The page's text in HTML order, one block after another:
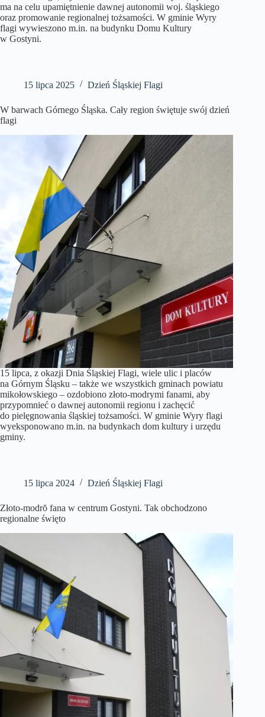
ma na celu upamiętnienie dawnej autonomii woj. śląskiego
oraz promowanie regionalnej tożsamości. W gminie Wyry
flagi wywieszono m.in. na budynku Domu Kultury
w Gostyni.
15 lipca 2025 Dzień Śląskiej Flagi
W barwach Górnego Śląska. Cały region świętuje swój dzień
flagi
15 lipca, z okazji Dnia Śląskiej Flagi, wiele ulic i placów
na Górnym Śląsku – także we wszystkich gminach powiatu
mikołowskiego – ozdobiono złoto-modrymi fanami, aby
przypomnieć o dawnej autonomii regionu i zachęcić
do pielęgnowania śląskiej tożsamości. W gminie Wyry flagi
wyeksponowano m.in. na budynkach dom kultury i urzędu
gminy.
15 lipca 2024 Dzień Śląskiej Flagi
Złoto-modrŏ fana w centrum Gostyni. Tak obchodzono
regionalne święto